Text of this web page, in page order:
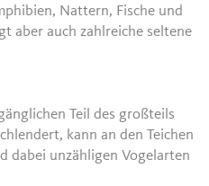
Nattern, Fische und
aber auch zahlreiche seltene
Teil des großteils
kann an den Teichen
dabei unzähligen Vogelarten